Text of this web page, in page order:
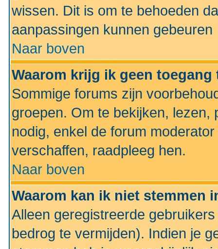
wissen. Dit is om te behoeden
aanpassingen kunnen gebeuren
Naar boven
Waarom krijg ik geen
Sommige forums zijn
groepen. Om te bekijken, lezen,
nodig, enkel de forum
verschaffen, raadpleeg hen.
Naar boven
Waarom kan ik niet stemmen
Alleen geregistreerde
bedrog te vermijden). Indien je